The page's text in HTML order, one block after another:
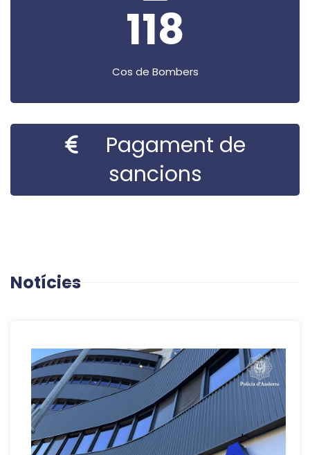
118
Cos de Bombers
Pagament de
sancions
Notícies